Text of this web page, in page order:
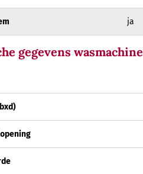
ja
gegevens wasmachine